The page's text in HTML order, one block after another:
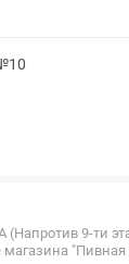
(Напротив 9-ти
"Пивная